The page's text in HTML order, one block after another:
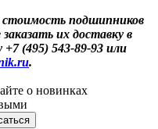
подшипников
их доставку в
(495) 543-89-93 или
.
о новинках